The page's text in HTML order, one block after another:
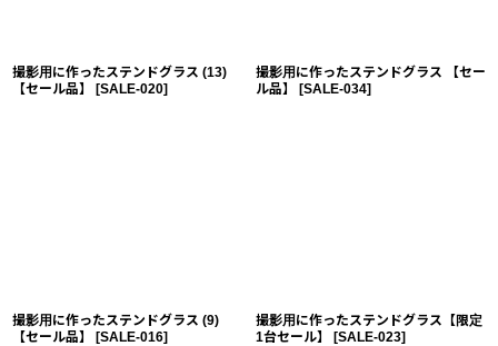
撮影用に作ったステンドグラス (13)
【セール品】
[SALE-020]
撮影用に作ったステンドグラス 【セー
ル品】
[SALE-034]
撮影用に作ったステンドグラス (9)
【セール品】
[SALE-016]
撮影用に作ったステンドグラス【限定
1台セール】
[SALE-023]